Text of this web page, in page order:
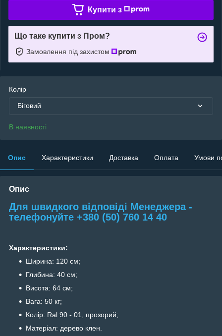
Купити з
Що таке купити з Пром?
Замовлення під захистом
Колір
Біговий
В наявності
Опис Характеристики Доставка Оплата Умови
Опис
Для швидкого відповіді Менеджера -
телефонуйте +380 (50) 760 14 40
Характеристики:
Ширина: 120 см;
Глибина: 40 см;
Висота: 64 см;
Вага: 50 кг;
Колір: Ral 90 - 01, прозорий;
Матеріал: дерево клен.